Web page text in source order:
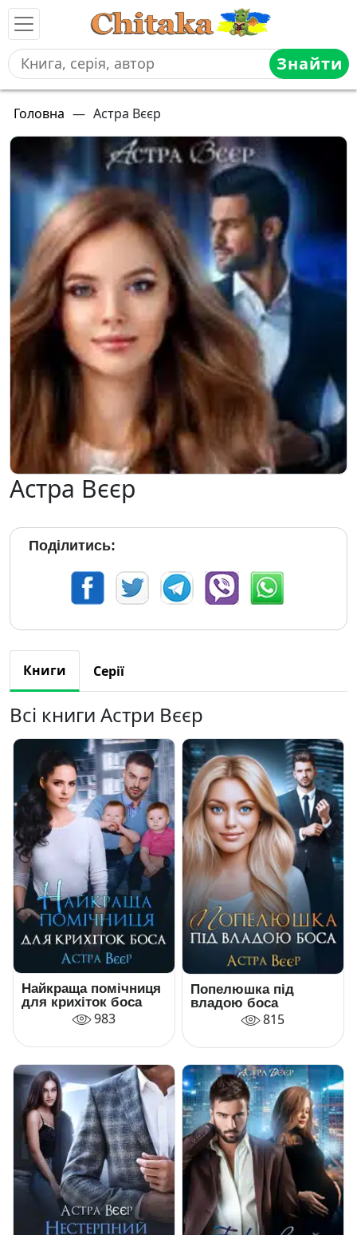
Знайти
Головна — Астра Вєєр
Астра Вєєр
Поділитись:
Книги Серії
Всі книги Астри Вєєр
Найкраща помічниця
для крихіток боса
983
Попелюшка під
владою боса
815